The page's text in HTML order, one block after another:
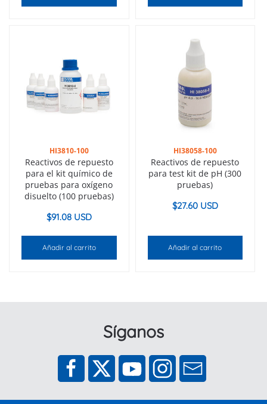
HI3810-100
Reactivos de repuesto
para el kit químico de
pruebas para oxígeno
disuelto (100 pruebas)
$91.08 USD
Añadir al carrito
HI38058-100
Reactivos de repuesto
para test kit de pH (300
pruebas)
$27.60 USD
Añadir al carrito
Síganos